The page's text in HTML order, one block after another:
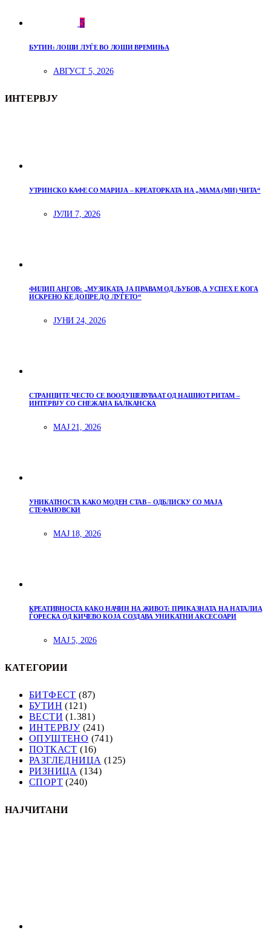
5
БУТИН: ЛОШИ ЛУЃЕ ВО ЛОШИ ВРЕМИЊА
АВГУСТ 5, 2026
ИНТЕРВЈУ
УТРИНСКО КАФЕ СО МАРИЈА – КРЕАТОРКАТА НА „МАМА (МИ) ЧИТА“
ЈУЛИ 7, 2026
ФИЛИП АНГОВ: „МУЗИКАТА ЈА ПРАВАМ ОД ЉУБОВ, А УСПЕХ Е КОГА
ИСКРЕНО ЌЕ ДОПРЕ ДО ЛУЃЕТО“
ЈУНИ 24, 2026
СТРАНЦИТЕ ЧЕСТО СЕ ВООДУШЕВУВААТ ОД НАШИОТ РИТАМ –
ИНТЕРВЈУ СО СНЕЖАНА БАЛКАНСКА
МАЈ 21, 2026
УНИКАТНОСТА КАКО МОДЕН СТАВ – ОДБЛИСКУ СО МАЈА
СТЕФАНОВСКИ
МАЈ 18, 2026
КРЕАТИВНОСТА КАКО НАЧИН НА ЖИВОТ: ПРИКАЗНАТА НА НАТАЛИА
ЃОРЕСКА ОД КИЧЕВО КОЈА СОЗДАВА УНИКАТНИ АКСЕСОАРИ
МАЈ 5, 2026
КАТЕГОРИИ
БИТФЕСТ (87)
БУТИН (121)
ВЕСТИ (1.381)
ИНТЕРВЈУ(241)
ОПУШТЕНО (741)
ПОТКАСТ (16)
РАЗГЛЕДНИЦА (125)
РИЗНИЦА (134)
СПОРТ (240)
НАЈЧИТАНИ